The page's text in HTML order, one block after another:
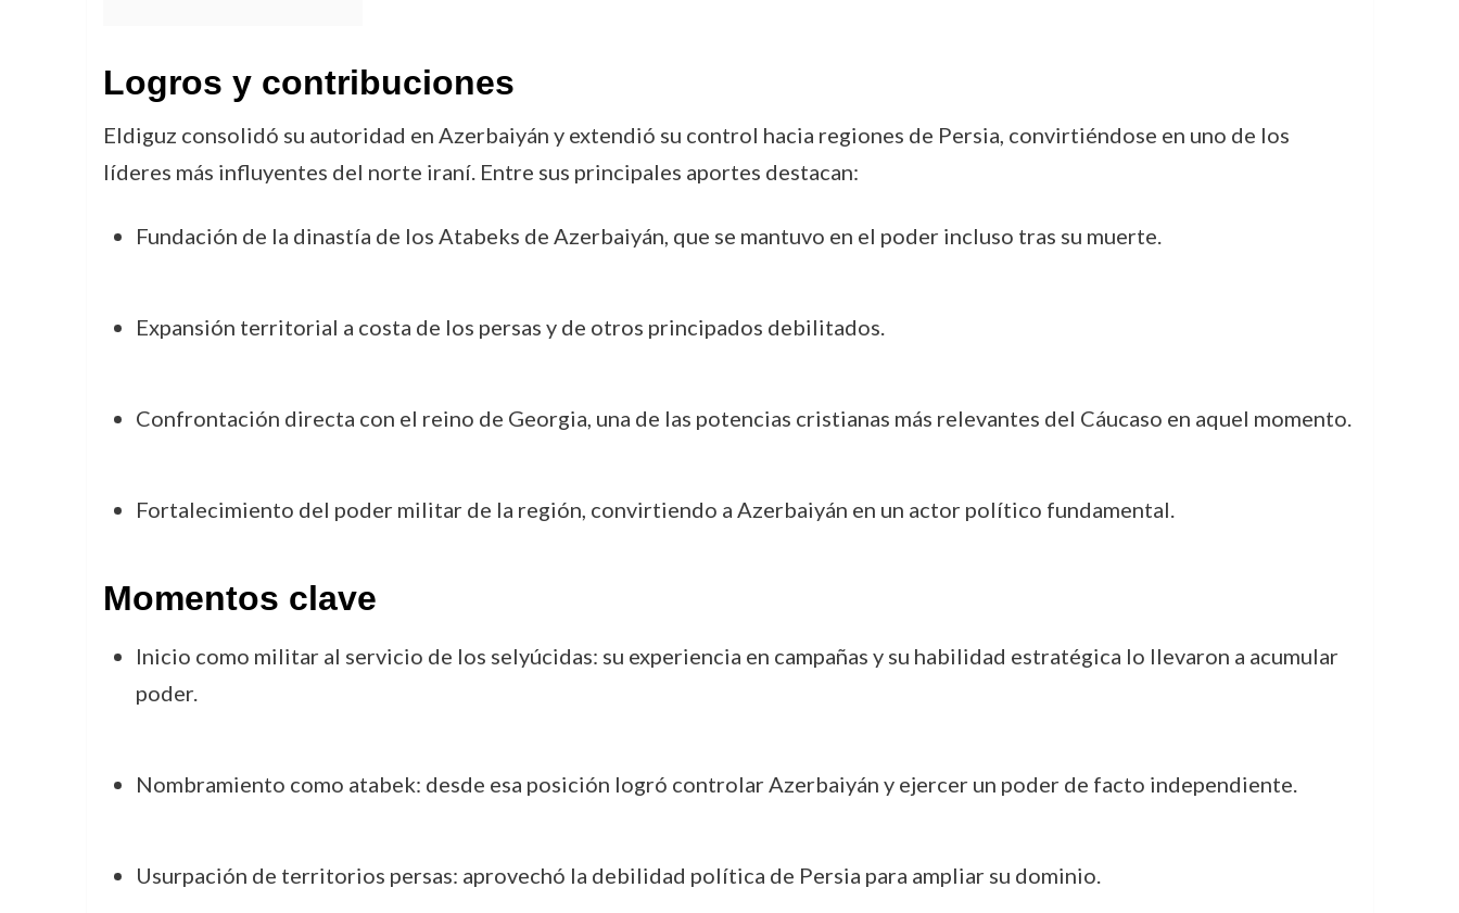
Logros y contribuciones
Eldiguz consolidó su autoridad en Azerbaiyán y extendió su control hacia regiones de Persia, convirtiéndose en uno de los
líderes más influyentes del norte iraní. Entre sus principales aportes destacan:
Fundación de la dinastía de los Atabeks de Azerbaiyán, que se mantuvo en el poder incluso tras su muerte.
Expansión territorial a costa de los persas y de otros principados debilitados.
Confrontación directa con el reino de Georgia, una de las potencias cristianas más relevantes del Cáucaso en aquel momento.
Fortalecimiento del poder militar de la región, convirtiendo a Azerbaiyán en un actor político fundamental.
Momentos clave
Inicio como militar al servicio de los selyúcidas: su experiencia en campañas y su habilidad estratégica lo llevaron a acumular
poder.
Nombramiento como atabek: desde esa posición logró controlar Azerbaiyán y ejercer un poder de facto independiente.
Usurpación de territorios persas: aprovechó la debilidad política de Persia para ampliar su dominio.